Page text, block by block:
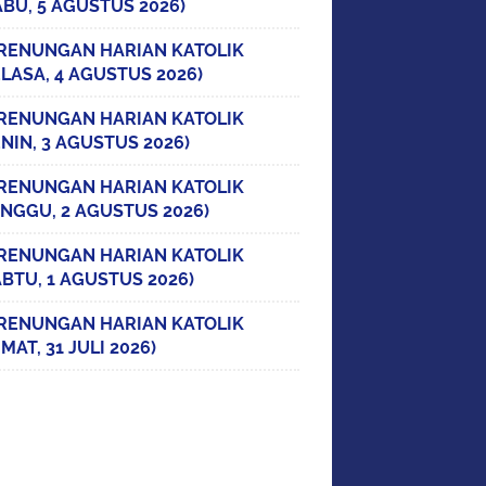
5 AGUSTUS 2026)
HARIAN KATOLIK
4 AGUSTUS 2026)
HARIAN KATOLIK
3 AGUSTUS 2026)
HARIAN KATOLIK
2 AGUSTUS 2026)
HARIAN KATOLIK
1 AGUSTUS 2026)
HARIAN KATOLIK
31 JULI 2026)